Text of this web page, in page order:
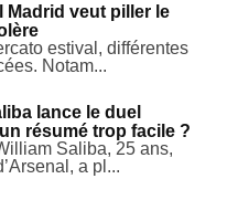
Madrid veut piller le
estival, différentes
Notam...
lance le duel
résumé trop facile ?
Saliba, 25 ans,
a pl...